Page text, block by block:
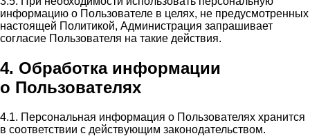
информацию о Пользователе в целях, не предусмотренных
настоящей Политикой, Администрация запрашивает
согласие Пользователя на такие действия.
4. Обработка информации
о Пользователях
4.1. Персональная информация о Пользователях хранится
в соответствии с действующим законодательством.